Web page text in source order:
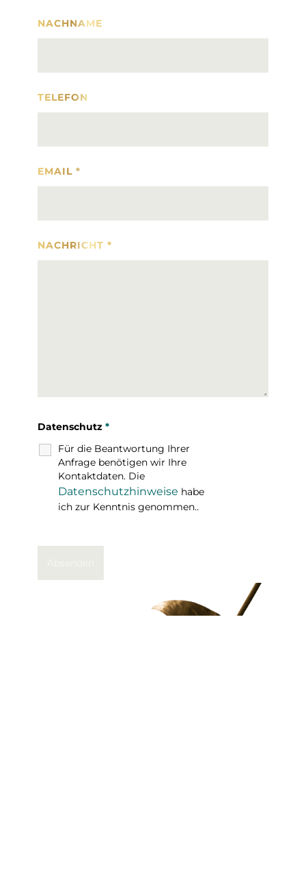
NACHNAME
TELEFON
EMAIL *
NACHRICHT *
Datenschutz *
Für die Beantwortung Ihrer
Anfrage benötigen wir Ihre
Kontaktdaten. Die
Datenschutzhinweise habe
ich zur Kenntnis genommen..